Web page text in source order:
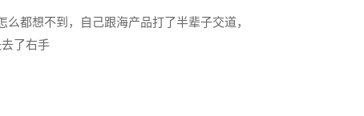
都想不到，自己跟海产品打了半辈子交道，
了右手